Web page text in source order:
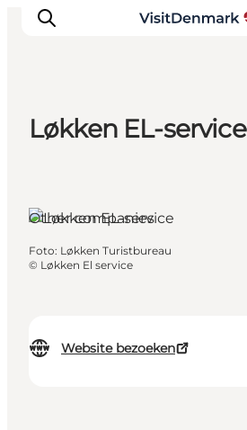
Wat te doen
Accommodaties
Plan je reis
Løkken EL-service
Website bezoeken
Other companies
Foto: Løkken Turistbureau
© Løkken El service